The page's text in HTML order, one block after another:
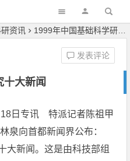
资讯 1999年中国基础科学研究十大新闻
十大新闻
发表评论
日专讯 特派记者陈祖甲
泉向首都新闻界公布：
大新闻。这是由科技部组